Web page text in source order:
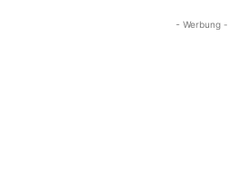
- Werbung -